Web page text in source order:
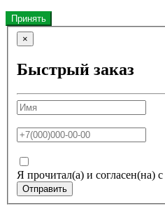
Принять
×
Быстрый заказ
Я прочитал(а) и согласен(на) с
Отправить